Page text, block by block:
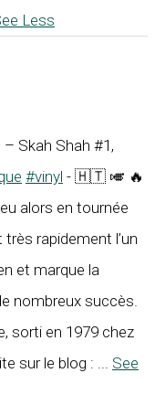
Less
Skah Shah #1,
#vinyl - 🇭🇹 🎺 🔥
alors en tournée
rapidement l’un
et marque la
nombreux succès.
sorti en 1979 chez
sur le blog : ... See